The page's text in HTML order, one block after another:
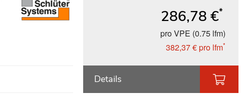
286,78 €*
pro VPE (0.75 lfm)
382,37 €pro lfm*
Details